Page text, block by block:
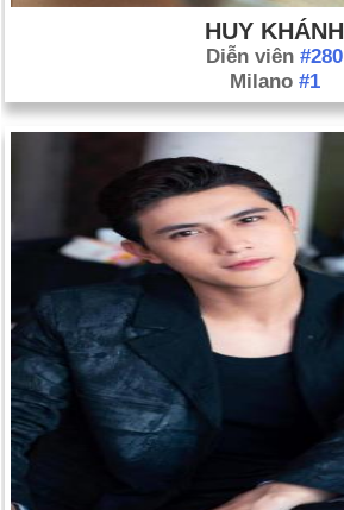
HUY KHÁNH
Diễn viên #280
Milano #1